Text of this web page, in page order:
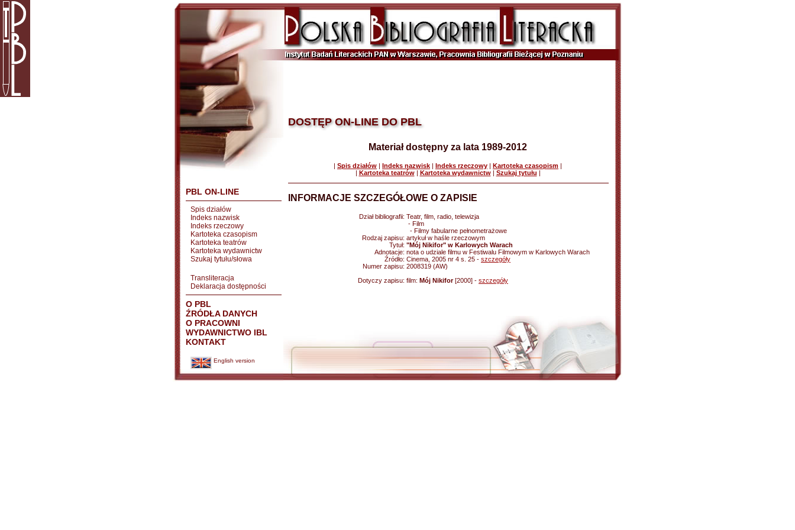
PBL ON-LINE
Spis działów
Indeks nazwisk
Indeks rzeczowy
Kartoteka czasopism
Kartoteka teatrów
Kartoteka wydawnictw
Szukaj tytułu/słowa
Transliteracja
Deklaracja dostępności
O PBL
ŹRÓDŁA DANYCH
O PRACOWNI
WYDAWNICTWO IBL
KONTAKT
English version
DOSTĘP ON-LINE DO PBL
Materiał dostępny za lata 1989-2012
| Spis działów | Indeks nazwisk | Indeks rzeczowy | Kartoteka czasopism |
| Kartoteka teatrów| Kartoteka wydawnictw| Szukaj tytułu |
INFORMACJE SZCZEGÓŁOWE O ZAPISIE
Dział bibliografii: Teatr, film, radio, telewizja
- Film
- Filmy fabularne pełnometrażowe
Rodzaj zapisu: artykuł w haśle rzeczowym
Tytuł: "Mój Nikifor" w Karlowych Warach
Adnotacje: nota o udziale filmu w Festiwalu Filmowym w Karlowych Warach
Źródło: Cinema, 2005 nr 4 s. 25 - szczegóły
Numer zapisu: 2008319 (AW)
Dotyczy zapisu: film: Mój Nikifor[2000] - szczegóły